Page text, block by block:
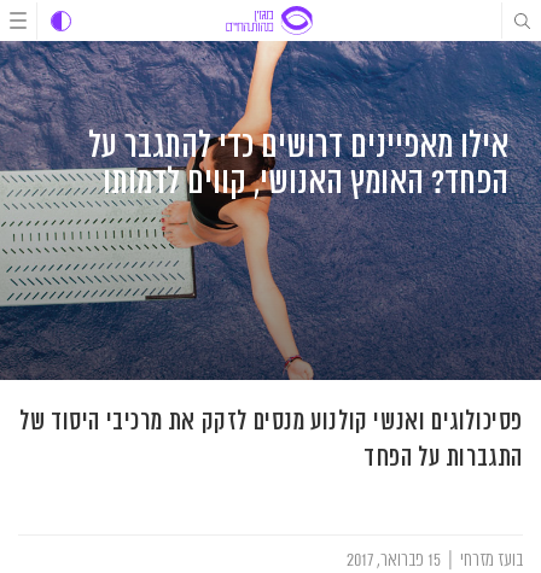
דלג
לתוכן
דלג
לתוכן
דלג
לניווט
אילו מאפיינים דרושים כדי להתגבר על
הפחד? האומץ האנושי, קווים לדמותו
פסיכולוגים ואנשי קולנוע מנסים לזקק את מרכיבי היסוד של
התגברות על הפחד
בועז מזרחי